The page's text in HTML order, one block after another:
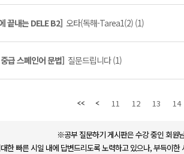
끝내는 DELE B2] 오타(독해-Tarea1(2) (1)
급 스페인어 문법] 질문드립니다 (1)
11 12 13 14
※공부 질문하기 게시판은 수강 중인 회원
한 빠른 시일 내에 답변드리도록 노력하고 있으나, 부득이